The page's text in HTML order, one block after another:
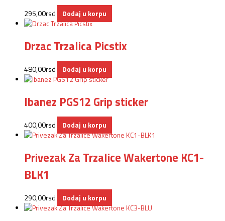
295,00rsd Dodaj u korpu
Drzac Trzalica Picstix
480,00rsd Dodaj u korpu
Ibanez PGS12 Grip sticker
400,00rsd Dodaj u korpu
Privezak Za Trzalice Wakertone KC1-
BLK1
290,00rsd Dodaj u korpu